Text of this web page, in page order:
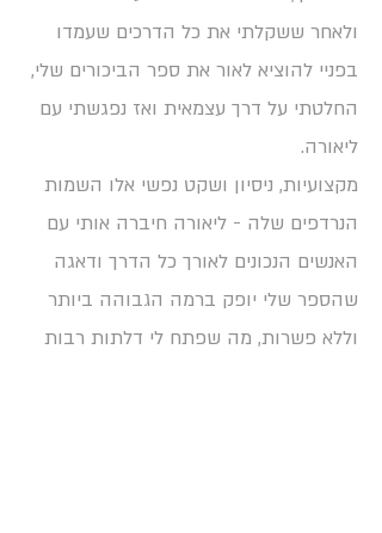
ולאחר ששקלתי את כל הדרכים שעמדו
בפניי להוציא לאור את ספר הביכורים שלי,
החלטתי על דרך עצמאית ואז נפגשתי עם
ליאורה.
מקצועיות, ניסיון ושקט נפשי אלו השמות
הנרדפים שלה - ליאורה חיברה אותי עם
האנשים הנכונים לאורך כל הדרך ודאגה
שהספר שלי יופק ברמה הגבוהה ביותר
וללא פשרות, מה שפתח לי דלתות רבות